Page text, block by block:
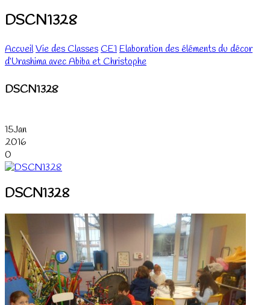
DSCN1328
AccueilVie des ClassesCE1 Elaboration des éléments du décor
d’Urashima avec Abiba et Christophe
DSCN1328
15Jan
2016
0
DSCN1328